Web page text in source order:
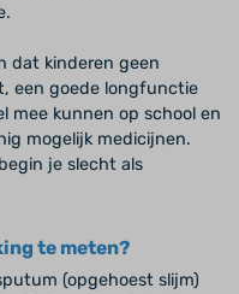
dat kinderen geen
een goede longfunctie
mee kunnen op school en
mogelijk medicijnen.
je slecht als
te meten?
(opgehoest slijm)